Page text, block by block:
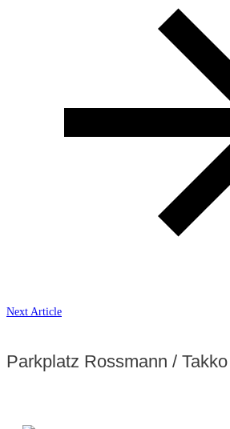
Next Article
Parkplatz Rossmann / Takko